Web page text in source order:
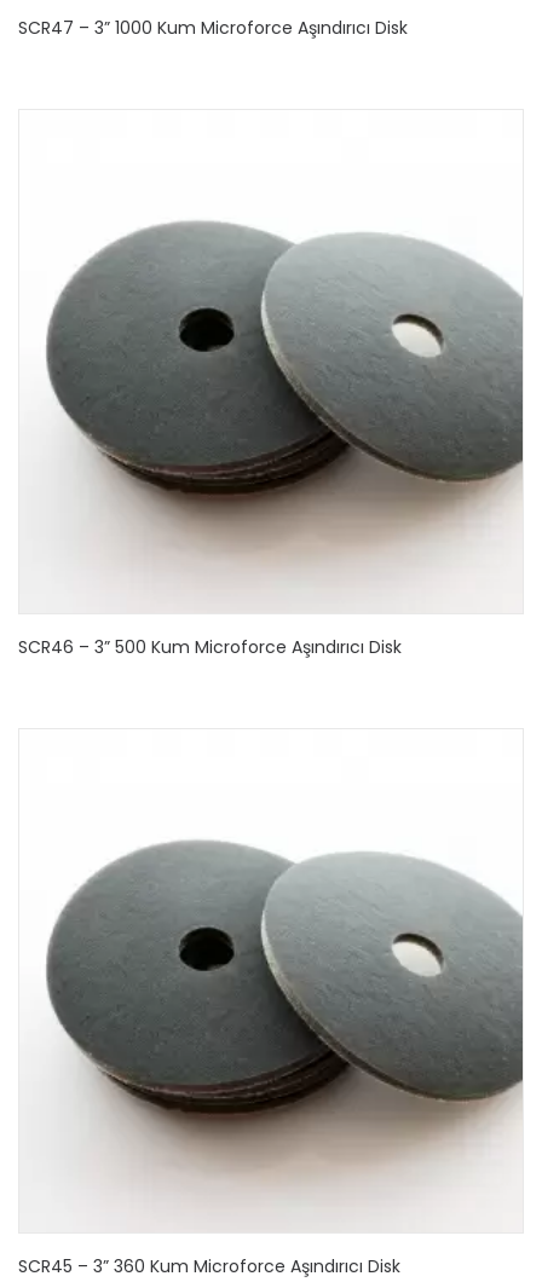
SCR47 – 3” 1000 Kum Microforce Aşındırıcı Disk
SCR46 – 3” 500 Kum Microforce Aşındırıcı Disk
SCR45 – 3” 360 Kum Microforce Aşındırıcı Disk